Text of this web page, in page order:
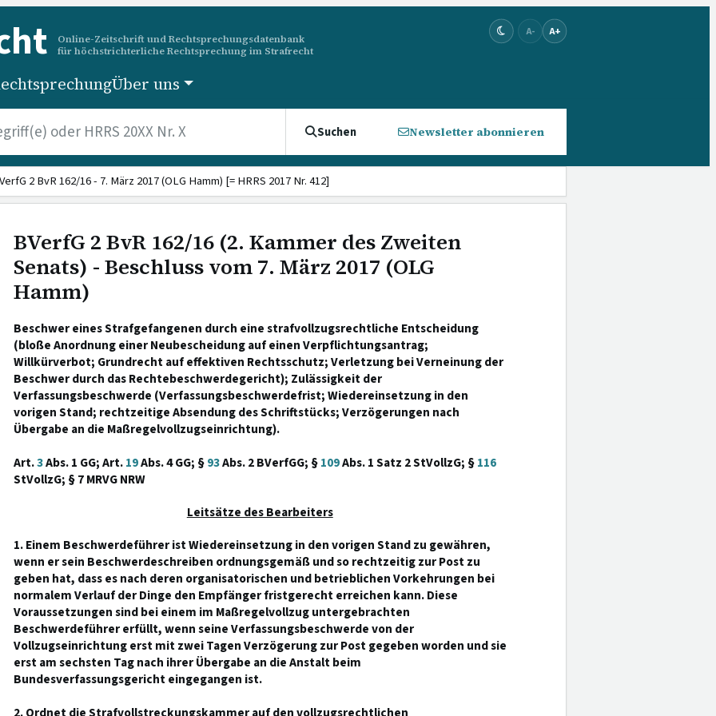
Online-Zeitschrift und Rechtsprechungsdatenbank
für höchstrichterliche Rechtsprechung im Strafrecht
A- A+
Über uns
Suchen Newsletter abonnieren
2 BvR 162/16 - 7. März 2017 (OLG Hamm) [= HRRS 2017 Nr. 412]
BVerfG 2 BvR 162/16 (2. Kammer des Zweiten
Senats) - Beschluss vom 7. März 2017 (OLG
Hamm)
Beschwer eines Strafgefangenen durch eine strafvollzugsrechtliche Entscheidung
(bloße Anordnung einer Neubescheidung auf einen Verpflichtungsantrag;
Willkürverbot; Grundrecht auf effektiven Rechtsschutz; Verletzung bei Verneinung der
Beschwer durch das Rechtebeschwerdegericht); Zulässigkeit der
Verfassungsbeschwerde (Verfassungsbeschwerdefrist; Wiedereinsetzung in den
vorigen Stand; rechtzeitige Absendung des Schriftstücks; Verzögerungen nach
Übergabe an die Maßregelvollzugseinrichtung).
Art.3Abs. 1 GG; Art.19Abs. 4 GG; §93Abs. 2 BVerfGG; §109Abs. 1 Satz 2 StVollzG; §116
StVollzG; § 7 MRVG NRW
Leitsätze des Bearbeiters
1. Einem Beschwerdeführer ist Wiedereinsetzung in den vorigen Stand zu gewähren,
wenn er sein Beschwerdeschreiben ordnungsgemäß und so rechtzeitig zur Post zu
geben hat, dass es nach deren organisatorischen und betrieblichen Vorkehrungen bei
normalem Verlauf der Dinge den Empfänger fristgerecht erreichen kann. Diese
Voraussetzungen sind bei einem im Maßregelvollzug untergebrachten
Beschwerdeführer erfüllt, wenn seine Verfassungsbeschwerde von der
Vollzugseinrichtung erst mit zwei Tagen Verzögerung zur Post gegeben worden und sie
erst am sechsten Tag nach ihrer Übergabe an die Anstalt beim
Bundesverfassungsgericht eingegangen ist.